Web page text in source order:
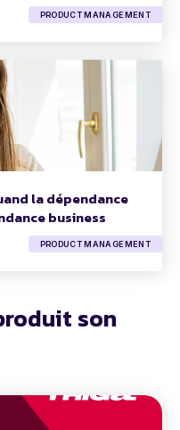
PRODUCT MANAGEMENT
la dépendance
business
PRODUCT MANAGEMENT
son